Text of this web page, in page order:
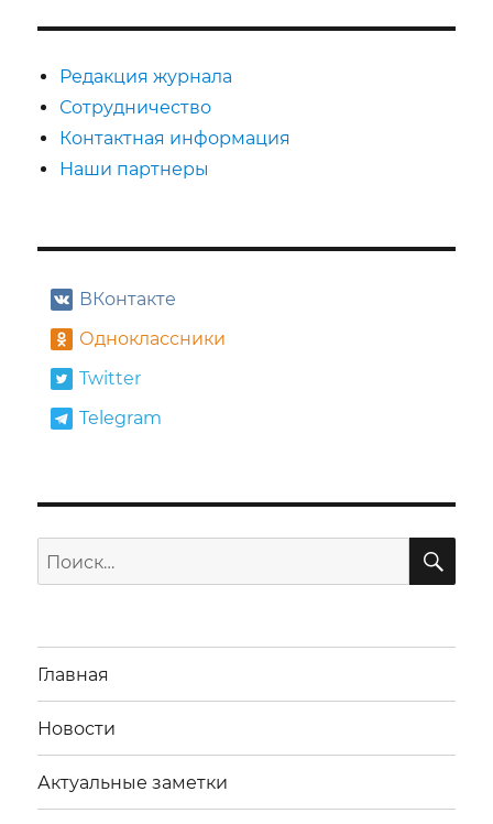
Редакция журнала
Сотрудничество
Контактная информация
Наши партнеры
ВКонтакте
Одноклассники
Twitter
Telegram
Искать:
Главная
Новости
Актуальные заметки